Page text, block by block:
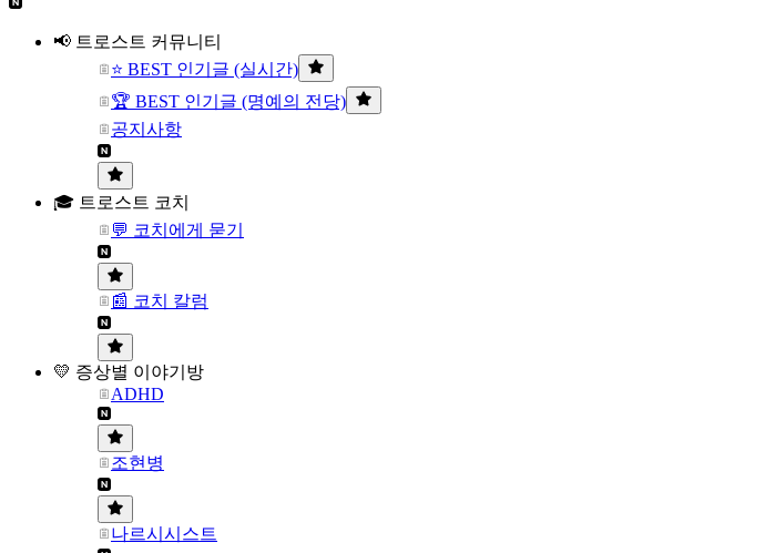
📢 트로스트 커뮤니티
⭐ BEST 인기글 (실시간)
🏆 BEST 인기글 (명예의 전당)
공지사항
🎓 트로스트 코치
💬 코치에게 묻기
📰 코치 칼럼
💛 증상별 이야기방
ADHD
조현병
나르시시스트